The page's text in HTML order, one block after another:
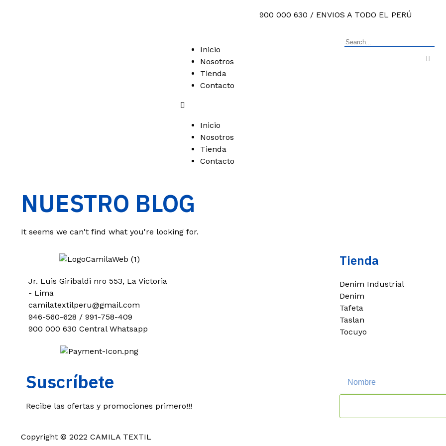
900 000 630 / ENVIOS A TODO EL PERÚ
Inicio
Nosotros
Tienda
Contacto
Inicio
Nosotros
Tienda
Contacto
NUESTRO BLOG
It seems we can't find what you're looking for.
Jr. Luis Giribaldi nro 553, La Victoria
- Lima
camilatextilperu@gmail.com
946-560-628 / 991-758-409
900 000 630 Central Whatsapp
Tienda
Denim Industrial
Denim
Tafeta
Taslan
Tocuyo
Suscríbete
Recibe las ofertas y promociones primero!!!
Copyright © 2022 CAMILA TEXTIL